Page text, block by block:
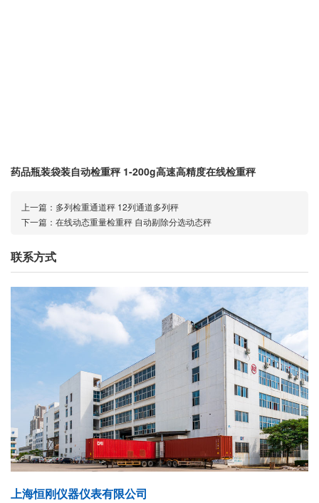
药品瓶装袋装自动检重秤 1-200g高速高精度在线检重秤
上一篇： 多列检重通道秤 12列通道多列秤
下一篇： 在线动态重量检重秤 自动剔除分选动态秤
联系方式
上海恒刚仪器仪表有限公司